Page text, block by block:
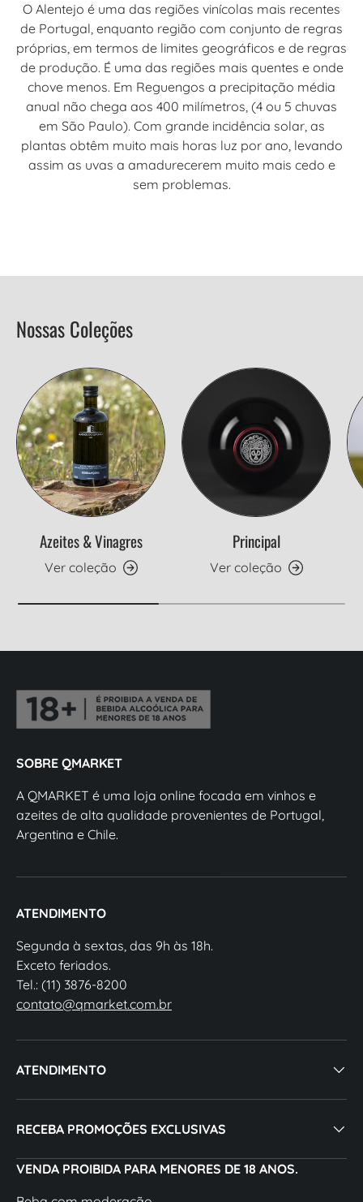
O Alentejo é uma das regiões vinícolas mais recentes
de Portugal, enquanto região com conjunto de regras
próprias, em termos de limites geográficos e de regras
de produção. É uma das regiões mais quentes e onde
chove menos. Em Reguengos a precipitação média
anual não chega aos 400 milímetros, (4 ou 5 chuvas
em São Paulo). Com grande incidência solar, as
plantas obtêm muito mais horas luz por ano, levando
assim as uvas a amadurecerem muito mais cedo e
sem problemas.
Nossas Coleções
Azeites & Vinagres
Ver coleção
Principal
Ver coleção
SOBRE QMARKET
A QMARKET é uma loja online focada em vinhos e
azeites de alta qualidade provenientes de Portugal,
Argentina e Chile.
ATENDIMENTO
Segunda à sextas, das 9h às 18h.
Exceto feriados.
Tel.: (11) 3876-8200
contato@qmarket.com.br
ATENDIMENTO
RECEBA PROMOÇÕES EXCLUSIVAS
VENDA PROIBIDA PARA MENORES DE 18 ANOS.